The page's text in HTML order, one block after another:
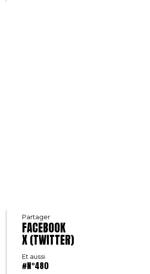
Partager
FACEBOOK
X (TWITTER)
Et aussi
#N°480